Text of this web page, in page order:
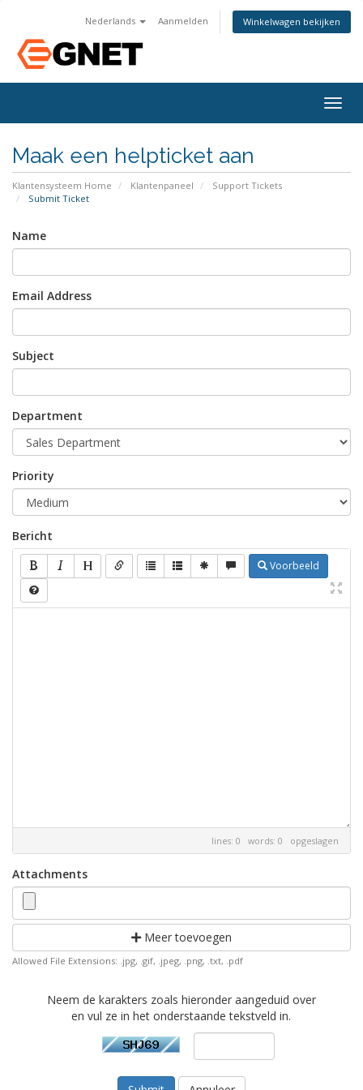
Nederlands Aanmelden Winkelwagen bekijken
Maak een helpticket aan
Klantensysteem Home Klantenpaneel
Support Tickets
Submit Ticket
Name
Email Address
Subject
Department
Priority
Bericht
Voorbeeld
lines: 0 words: 0 opgeslagen
Attachments
Meer toevoegen
Allowed File Extensions: .jpg, .gif, .jpeg, .png, .txt, .pdf
Neem de karakters zoals hieronder aangeduid over
en vul ze in het onderstaande tekstveld in.